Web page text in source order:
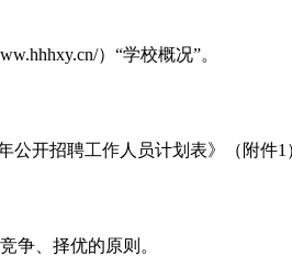
） “学校概况”。
公开招聘工作人员计划表》（附件1
争、择优的原则。